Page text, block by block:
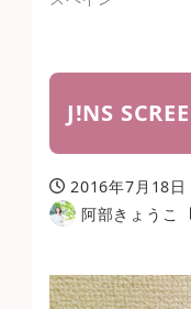
J!NS
投稿日
2016年7月18日
著
阿部きょうこ